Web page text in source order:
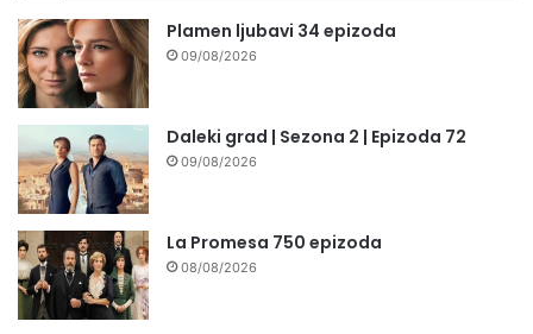
Plamen ljubavi 34 epizoda
09/08/2026
Daleki grad | Sezona 2 | Epizoda 72
09/08/2026
La Promesa 750 epizoda
08/08/2026